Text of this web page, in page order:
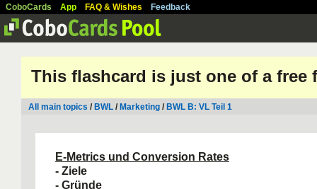
CoboCards App FAQ & Wishes Feedback
This flashcard is just one of a free
All main topics / BWL / Marketing / BWL B: VL Teil 1
E-Metrics und Conversion Rates
- Ziele
- Gründe